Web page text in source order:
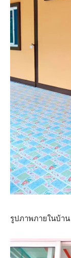
รูปภาพภายในบ้าน